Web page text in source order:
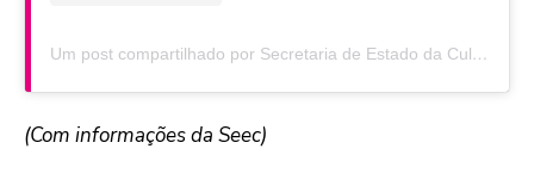
Um post compartilhado por Secretaria de Estado da Cultura (@cultura_parana)
(Com informações da Seec)